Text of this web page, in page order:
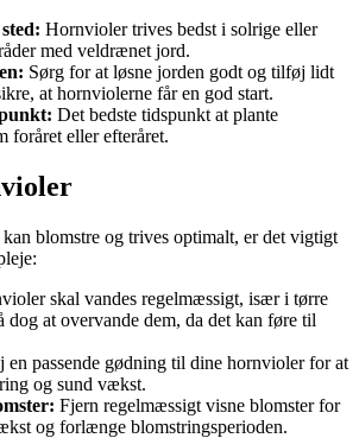
Hornvioler trives bedst i solrige eller
med veldrænet jord.
Sørg for at løsne jorden godt og tilføj lidt
at hornviolerne får en god start.
Det bedste tidspunkt at plante
foråret eller efteråret.
blomstre og trives optimalt, er det vigtigt
skal vandes regelmæssigt, især i tørre
dog at overvande dem, da det kan føre til
en passende gødning til dine hornvioler for at
og sund vækst.
Fjern regelmæssigt visne blomster for
og forlænge blomstringsperioden.